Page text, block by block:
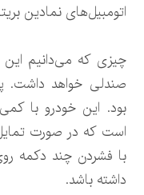
اتومبیل‌های نمادین
صندلی خواهد داشت.
بود. این خودرو با
است که در صورت
با فشردن چند دکمه
داشته باشد.